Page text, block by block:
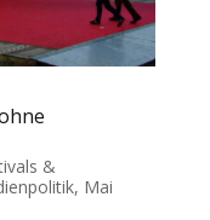
&
, Mai